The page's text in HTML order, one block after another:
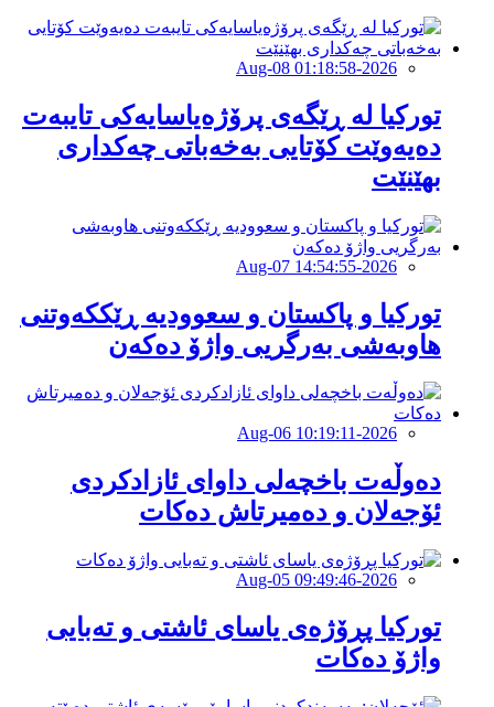
2026-Aug-08 01:18:58
تورکیا لە ڕێگەی پرۆژەیاسایەكی تایبەت
دەیەوێت کۆتایی بەخەباتی چەکداری
بهێنێت
2026-Aug-07 14:54:55
تورکیا و پاکستان و سعوودیە ڕێککەوتنی
هاوبەشی بەرگریی واژۆ دەکەن
2026-Aug-06 10:19:11
دەوڵەت باخچەلی داوای ئازادکردی
ئۆجەلان و دەمیرتاش دەکات
2026-Aug-05 09:49:46
توركیا پڕۆژەی یاسای ئاشتی و تەبایی
واژۆ دەكات